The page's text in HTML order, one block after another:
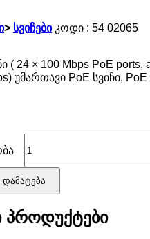
> სვიჩები კოდი : 54 02065
( 24 × 100 Mbps PoE ports,
უმართავი PoE სვიჩი, PoE
პროდუქტები